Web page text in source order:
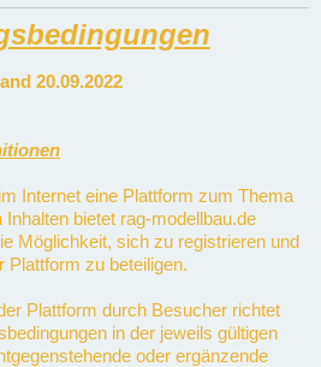
20.09.2022
Internet eine Plattform zum Thema
bietet rag-modellbau.de
Möglichkeit, sich zu registrieren und
Plattform zu beteiligen.
Plattform durch Besucher richtet
in der jeweils gültigen
oder ergänzende